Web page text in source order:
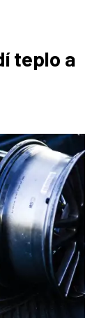
teplo a